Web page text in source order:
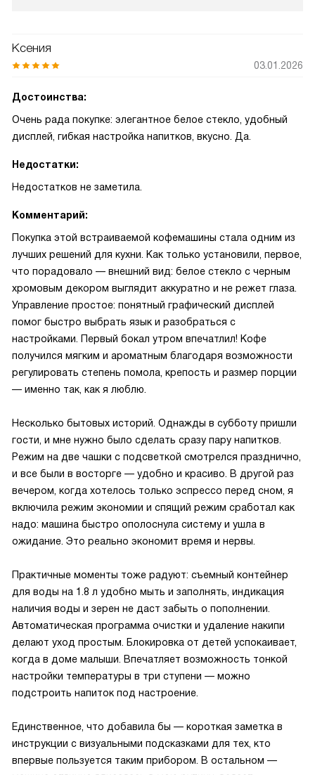
Ксения
03.01.2026
Достоинства:
Очень рада покупке: элегантное белое стекло, удобный
дисплей, гибкая настройка напитков, вкусно. Да.
Недостатки:
Недостатков не заметила.
Комментарий:
Покупка этой встраиваемой кофемашины стала одним из
лучших решений для кухни. Как только установили, первое,
что порадовало — внешний вид: белое стекло с черным
хромовым декором выглядит аккуратно и не режет глаза.
Управление простое: понятный графический дисплей
помог быстро выбрать язык и разобраться с
настройками. Первый бокал утром впечатлил! Кофе
получился мягким и ароматным благодаря возможности
регулировать степень помола, крепость и размер порции
— именно так, как я люблю.
Несколько бытовых историй. Однажды в субботу пришли
гости, и мне нужно было сделать сразу пару напитков.
Режим на две чашки с подсветкой смотрелся празднично,
и все были в восторге — удобно и красиво. В другой раз
вечером, когда хотелось только эспрессо перед сном, я
включила режим экономии и спящий режим сработал как
надо: машина быстро ополоснула систему и ушла в
ожидание. Это реально экономит время и нервы.
Практичные моменты тоже радуют: съемный контейнер
для воды на 1.8 л удобно мыть и заполнять, индикация
наличия воды и зерен не даст забыть о пополнении.
Автоматическая программа очистки и удаление накипи
делают уход простым. Блокировка от детей успокаивает,
когда в доме малыши. Впечатляет возможность тонкой
настройки температуры в три ступени — можно
подстроить напиток под настроение.
Единственное, что добавила бы — короткая заметка в
инструкции с визуальными подсказками для тех, кто
впервые пользуется таким прибором. В остальном —